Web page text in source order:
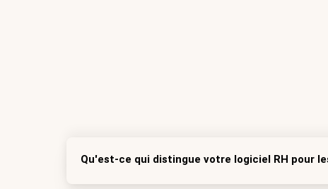
Qu'est-ce qui distingue votre logiciel RH pour